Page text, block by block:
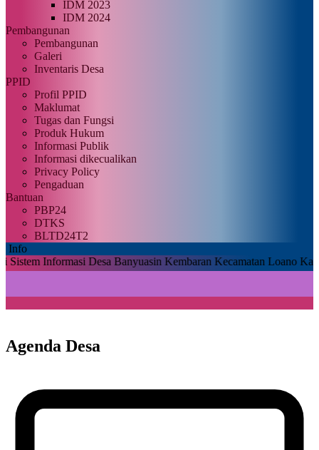
IDM 2023
IDM 2024
Pembangunan
Pembangunan
Galeri
Inventaris Desa
PPID
Profil PPID
Maklumat
Tugas dan Fungsi
Produk Hukum
Informasi Publik
Informasi dikecualikan
Privacy Policy
Pengaduan
Bantuan
PBP24
DTKS
BLTD24T2
Info
Desa Banyuasin Kembaran Kecamatan Loano Kabupaten
Agenda Desa